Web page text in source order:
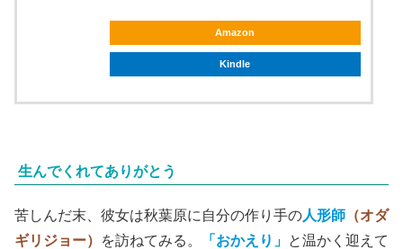
Amazon
Kindle
生んでくれてありがとう
苦しんだ末、彼女は秋葉原に自分の作り手の人形師 （オダ
ギリジョー）
を訪ねてみる。 「おかえり」 と温かく迎えて